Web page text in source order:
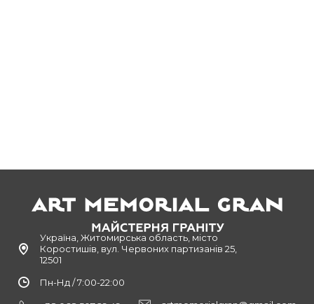
Україна, Житомирська область, місто
Коростишів, вул. Червоних партизанів 25,
12501
Пн-Нд / 7:00-22:00